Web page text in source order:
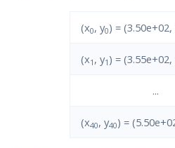
(x0, y0) =(3.50e+02,
(x1 , y1 ) =(3.55e+02,
...
(x40, y40) =